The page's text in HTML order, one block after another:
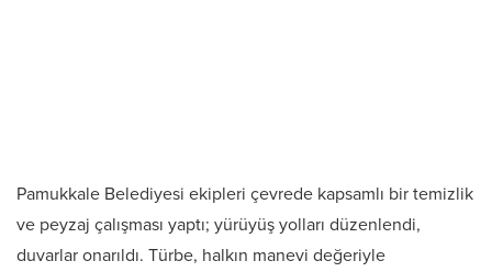
Pamukkale Belediyesi ekipleri çevrede kapsamlı bir temizlik
ve peyzaj çalışması yaptı; yürüyüş yolları düzenlendi,
duvarlar onarıldı. Türbe, halkın manevi değeriyle